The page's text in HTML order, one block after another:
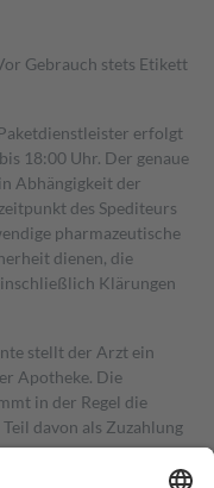
Gebrauch stets Etikett
erfolgt
18:00 Uhr. Der genaue
Abhängigkeit der
des Spediteurs
pharmazeutische
dienen, die
Klärungen
stellt der Arzt ein
Apotheke. Die
in der Regel die
davon als Zuzahlung
in Höhe von zehn